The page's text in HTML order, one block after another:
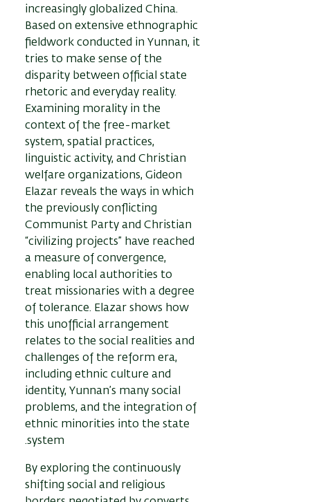
increasingly globalized China.
Based on extensive ethnographic
fieldwork conducted in Yunnan, it
tries to make sense of the
disparity between official state
rhetoric and everyday reality.
Examining morality in the
context of the free-market
system, spatial practices,
linguistic activity, and Christian
welfare organizations, Gideon
Elazar reveals the ways in which
the previously conflicting
Communist Party and Christian
“civilizing projects” have reached
a measure of convergence,
enabling local authorities to
treat missionaries with a degree
of tolerance. Elazar shows how
this unofficial arrangement
relates to the social realities and
challenges of the reform era,
including ethnic culture and
identity, Yunnan’s many social
problems, and the integration of
ethnic minorities into the state
system.
By exploring the continuously
shifting social and religious